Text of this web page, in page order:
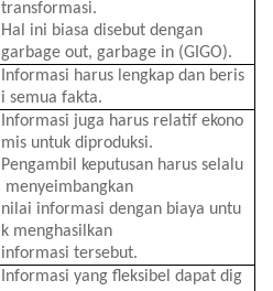
transformasi.
Hal ini biasa disebut dengan
garbage out, garbage in (GIGO).
Informasi harus lengkap dan beris
i semua fakta.
Informasi juga harus relatif ekono
mis untuk diproduksi.
Pengambil keputusan harus selalu
menyeimbangkan
nilai informasi dengan biaya untu
k menghasilkan
informasi tersebut.
Informasi yangfleksibel dapat dig